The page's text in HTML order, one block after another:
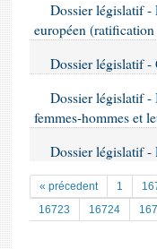
Dossiers législatifs
Budget et sécurité
Questions écrites et
Dossier législatif -
européen
Dossier législatif -
Dossier législatif -
femmes-hommes et
Dossier législatif -
« précedent 1
16723
16724